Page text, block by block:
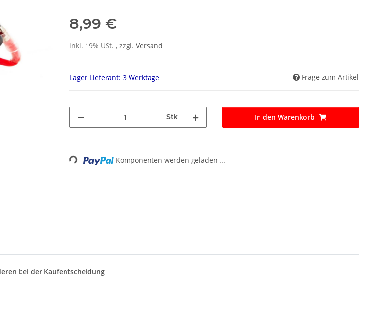
8,99 €
inkl. 19% USt. , zzgl. Versand
Lager Lieferant: 3 Werktage Frage zum Artikel
Stk In den Warenkorb
Loading... Komponenten werden geladen ...
bei der Kaufentscheidung